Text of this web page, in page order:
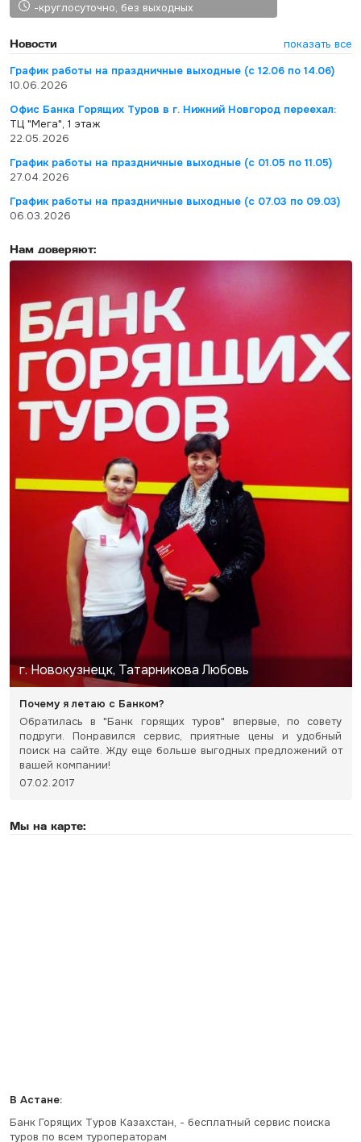
-круглосуточно, без выходных
Новости
показать все
График работы на праздничные выходные (с 12.06 по 14.06)
10.06.2026
Офис Банка Горящих Туров в г. Нижний Новгород переехал:
ТЦ "Мега", 1 этаж
22.05.2026
График работы на праздничные выходные (с 01.05 по 11.05)
27.04.2026
График работы на праздничные выходные (с 07.03 по 09.03)
06.03.2026
Нам доверяют:
г. Новокузнецк, Татарникова Любовь
Почему я летаю с Банком?
Обратилась в "Банк горящих туров" впервые, по совету
подруги. Понравился сервис, приятные цены и удобный
поиск на сайте. Жду еще больше выгодных предложений от
вашей компании!
07.02.2017
Мы на карте:
В Астане:
Банк Горящих Туров Казахстан, - бесплатный сервис поиска
туров по всем туроператорам